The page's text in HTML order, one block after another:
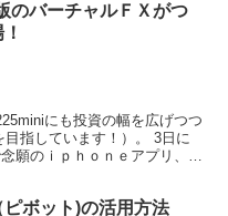
のバーチャルＦＸがつ
にも投資の幅を広げつつ
指しています！）。 3日に
願のｉｐｈｏｎｅアプリ、
ピボット)の活用方法